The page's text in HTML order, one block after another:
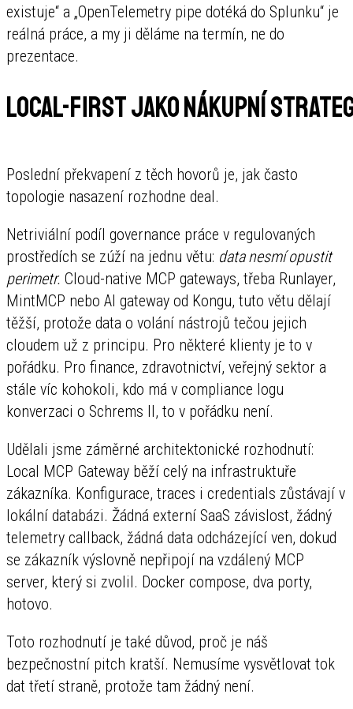
existuje“ a „OpenTelemetry pipe dotéká do Splunku“ je
reálná práce, a my ji děláme na termín, ne do
prezentace.
Local-first jako nákupní
Poslední překvapení z těch hovorů je, jak často
topologie nasazení rozhodne deal.
Netriviální podíl governance práce v regulovaných
prostředích se zúží na jednu větu: data nesmí opustit
perimetr. Cloud-native MCP gateways, třeba Runlayer,
MintMCP nebo AI gateway od Kongu, tuto větu dělají
těžší, protože data o volání nástrojů tečou jejich
cloudem už z principu. Pro některé klienty je to v
pořádku. Pro finance, zdravotnictví, veřejný sektor a
stále víc kohokoli, kdo má v compliance logu
konverzaci o Schrems II, to v pořádku není.
Udělali jsme záměrné architektonické rozhodnutí:
Local MCP Gateway běží celý na infrastruktuře
zákazníka. Konfigurace, traces i credentials zůstávají v
lokální databázi. Žádná externí SaaS závislost, žádný
telemetry callback, žádná data odcházející ven, dokud
se zákazník výslovně nepřipojí na vzdálený MCP
server, který si zvolil. Docker compose, dva porty,
hotovo.
Toto rozhodnutí je také důvod, proč je náš
bezpečnostní pitch kratší. Nemusíme vysvětlovat tok
dat třetí straně, protože tam žádný není.